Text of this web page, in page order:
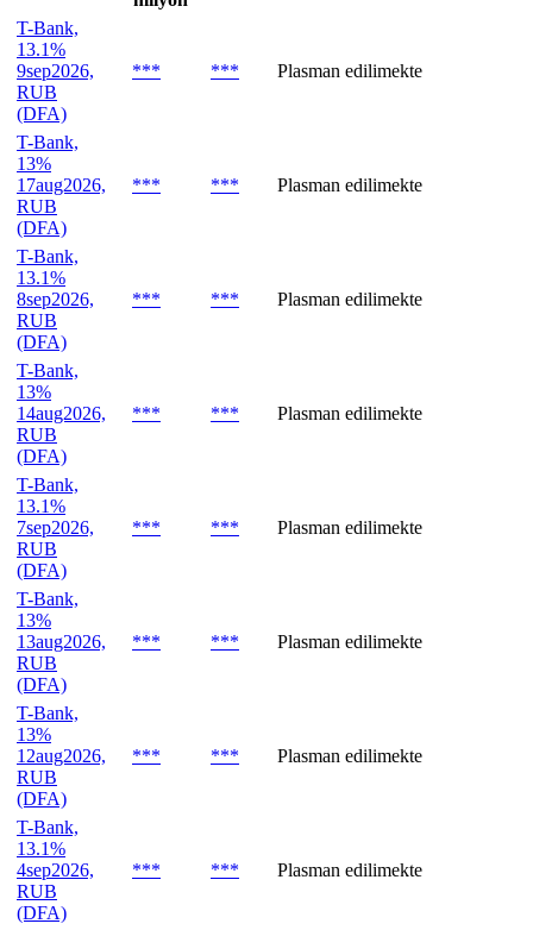
T-Bank,
13.1%
9sep2026,
RUB
(DFA)
*** *** Plasman edilimekte
T-Bank,
13%
17aug2026,
RUB
(DFA)
*** *** Plasman edilimekte
T-Bank,
13.1%
8sep2026,
RUB
(DFA)
*** *** Plasman edilimekte
T-Bank,
13%
14aug2026,
RUB
(DFA)
*** *** Plasman edilimekte
T-Bank,
13.1%
7sep2026,
RUB
(DFA)
*** *** Plasman edilimekte
T-Bank,
13%
13aug2026,
RUB
(DFA)
*** *** Plasman edilimekte
T-Bank,
13%
12aug2026,
RUB
(DFA)
*** *** Plasman edilimekte
T-Bank,
13.1%
4sep2026,
RUB
(DFA)
*** *** Plasman edilimekte